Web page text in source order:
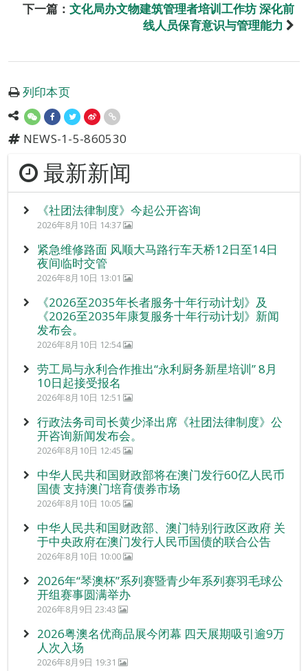
下一篇： 文化局办文物建筑管理者培训工作坊 深化前
线人员保育意识与管理能力
列印本页
NEWS-1-5-860530
最新新闻
《社团法律制度》今起公开咨询
2026年8月10日 14:37
紧急维修路面 风顺大马路行车天桥12日至14日
夜间临时交管
2026年8月10日 13:01
《2026至2035年长者服务十年行动计划》及
《2026至2035年康复服务十年行动计划》新闻
发布会。
2026年8月10日 12:54
劳工局与永利合作推出“永利厨务新星培训” 8月
10日起接受报名
2026年8月10日 12:51
行政法务司司长黄少泽出席《社团法律制度》公
开咨询新闻发布会。
2026年8月10日 12:45
中华人民共和国财政部将在澳门发行60亿人民币
国债 支持澳门培育债券市场
2026年8月10日 10:05
中华人民共和国财政部、澳门特别行政区政府 关
于中央政府在澳门发行人民币国债的联合公告
2026年8月10日 10:00
2026年“琴澳杯”系列赛暨青少年系列赛羽毛球公
开组赛事圆满举办
2026年8月9日 23:43
2026粤澳名优商品展今闭幕 四天展期吸引逾9万
人次入场
2026年8月9日 19:31